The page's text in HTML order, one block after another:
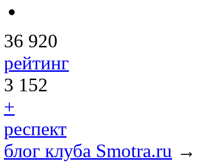
36 920
рейтинг
3 152
+
респект
блог клуба Smotra.ru →